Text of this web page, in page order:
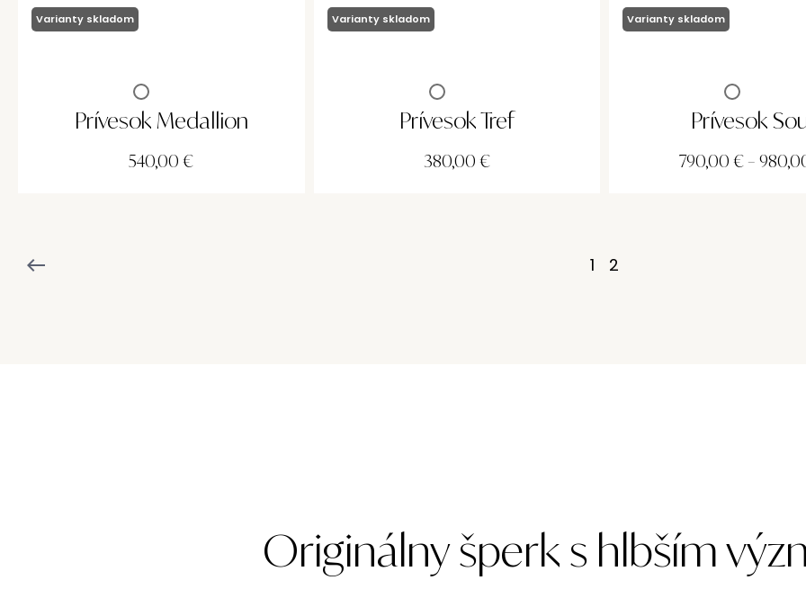
Varianty skladom
Prívesok Medallion
540,00 €
Varianty skladom
Prívesok Tref
380,00 €
Varianty skladom
Prívesok
790,00 € –
1 2
Originálny šperk s hlbším